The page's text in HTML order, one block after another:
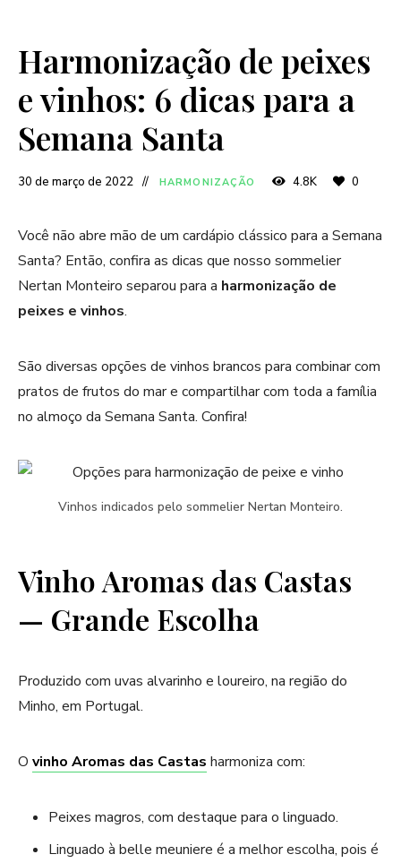
Harmonização de peixes
e vinhos: 6 dicas para a
Semana Santa
30 de março de 2022 HARMONIZAÇÃO 4.8K 0
Você não abre mão de um cardápio clássico para a Semana
Santa? Então, confira as dicas que nosso sommelier
Nertan Monteiro separou para a harmonização de
peixes e vinhos.
São diversas opções de vinhos brancos para combinar com
pratos de frutos do mar e compartilhar com toda a família
no almoço da Semana Santa. Confira!
Vinhos indicados pelo sommelier Nertan Monteiro.
Vinho Aromas das Castas
— Grande Escolha
Produzido com uvas alvarinho e loureiro, na região do
Minho, em Portugal.
O vinho Aromas das Castas harmoniza com:
Peixes magros, com destaque para o linguado.
Linguado à belle meuniere é a melhor escolha, pois é